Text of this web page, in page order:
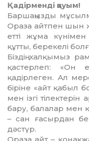
Қадірменді қауым!
Баршаңызды
Ораза айтпен шын
етті жұма
құтты, берекелі
Біздің халқымыз
қастерлеп: «Он
қадірлеген. Ал
біріне «айт қабыл
мен ізгі
бару, балалар мен
– сан ғасырдан
дәстүр.